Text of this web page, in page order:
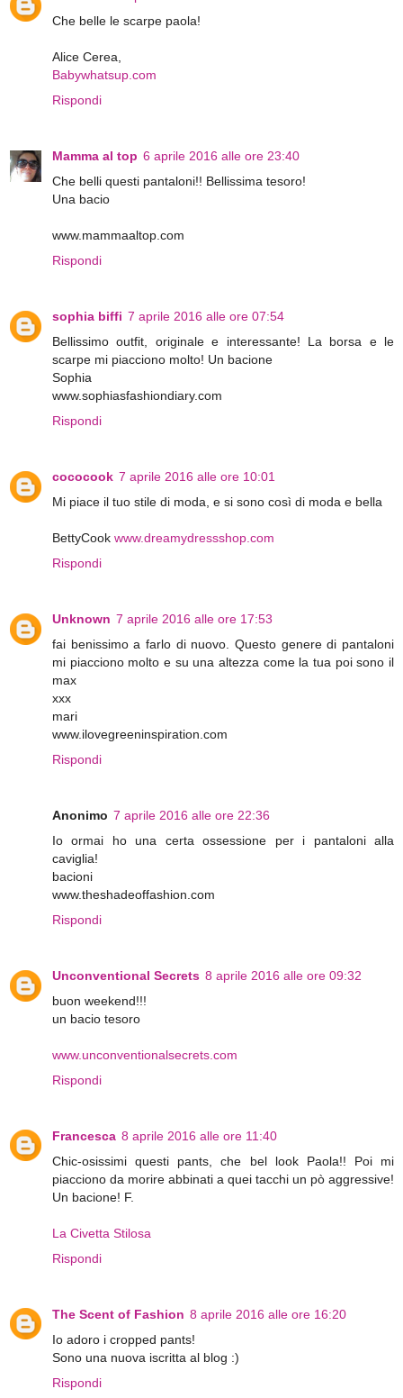
Che belle le scarpe paola!
Alice Cerea,
Babywhatsup.com
Rispondi
Mamma al top 6 aprile 2016 alle ore 23:40
Che belli questi pantaloni!! Bellissima tesoro!
Una bacio
www.mammaaltop.com
Rispondi
sophia biffi 7 aprile 2016 alle ore 07:54
Bellissimo outfit, originale e interessante! La borsa e le
scarpe mi piacciono molto! Un bacione
Sophia
www.sophiasfashiondiary.com
Rispondi
cococook 7 aprile 2016 alle ore 10:01
Mi piace il tuo stile di moda, e si sono così di moda e bella
BettyCook www.dreamydressshop.com
Rispondi
Unknown 7 aprile 2016 alle ore 17:53
fai benissimo a farlo di nuovo. Questo genere di pantaloni
mi piacciono molto e su una altezza come la tua poi sono il
max
xxx
mari
www.ilovegreeninspiration.com
Rispondi
Anonimo 7 aprile 2016 alle ore 22:36
Io ormai ho una certa ossessione per i pantaloni alla
caviglia!
bacioni
www.theshadeoffashion.com
Rispondi
Unconventional Secrets 8 aprile 2016 alle ore 09:32
buon weekend!!!
un bacio tesoro
www.unconventionalsecrets.com
Rispondi
Francesca 8 aprile 2016 alle ore 11:40
Chic-osissimi questi pants, che bel look Paola!! Poi mi
piacciono da morire abbinati a quei tacchi un pò aggressive!
Un bacione! F.
La Civetta Stilosa
Rispondi
The Scent of Fashion 8 aprile 2016 alle ore 16:20
Io adoro i cropped pants!
Sono una nuova iscritta al blog :)
Rispondi